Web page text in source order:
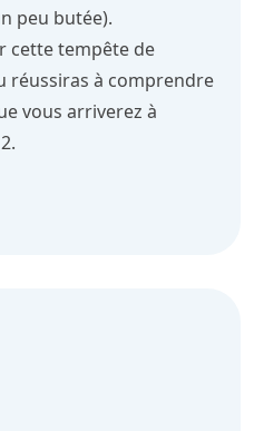
peu butée).
cette tempête de
réussiras à comprendre
vous arriverez à